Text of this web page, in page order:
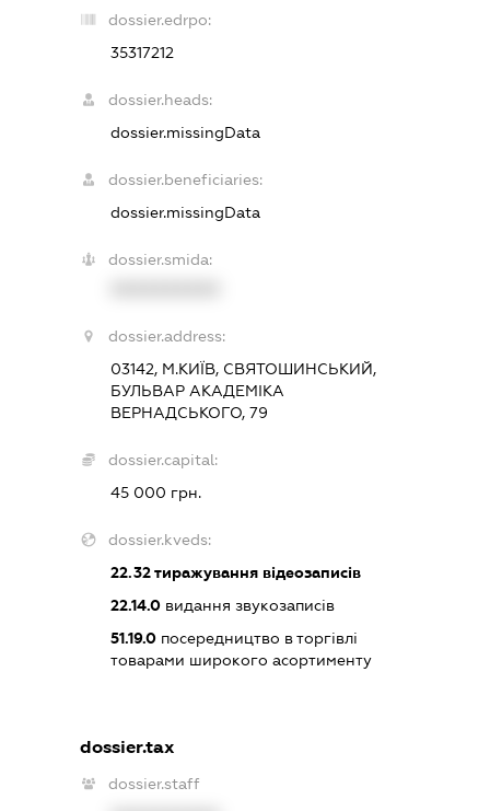
dossier.edrpo:
35317212
dossier.heads:
dossier.missingData
dossier.beneficiaries:
dossier.missingData
dossier.smida:
dossier.address:
03142, М.КИЇВ, СВЯТОШИНСЬКИЙ,
БУЛЬВАР АКАДЕМІКА
ВЕРНАДСЬКОГО, 79
dossier.capital:
45 000 грн.
dossier.kveds:
22.32тиражування відеозаписів
22.14.0 видання звукозаписів
51.19.0 посередництво в торгівлі
товарами широкого асортименту
dossier.tax
dossier.staff